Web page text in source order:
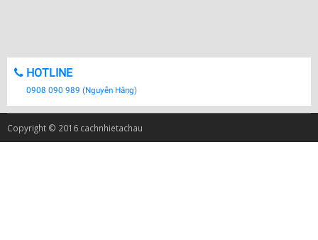
HOTLINE
0908 090 989 (Nguyễn Hằng)
Copyright © 2016 cachnhietachau